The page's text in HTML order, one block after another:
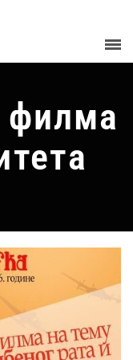
филма